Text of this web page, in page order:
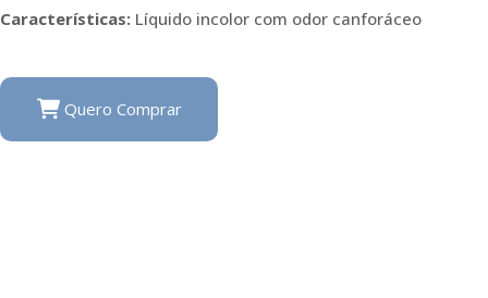
Características: Líquido incolor com odor canforáceo
Quero Comprar